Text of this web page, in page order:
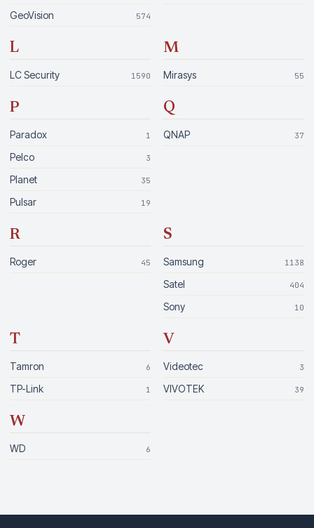
GeoVision 574
L
LC Security 1590
M
Mirasys 55
P
Paradox 1
Pelco 3
Planet 35
Pulsar 19
Q
QNAP 37
R
Roger 45
S
Samsung 1138
Satel 404
Sony 10
T
Tamron 6
TP-Link 1
V
Videotec 3
VIVOTEK 39
W
WD 6